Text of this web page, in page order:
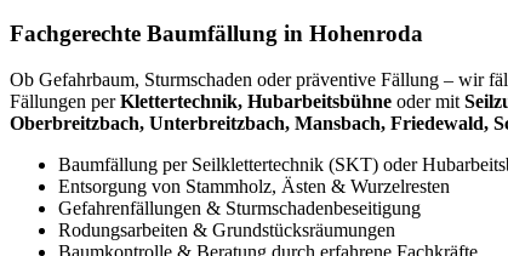
Fachgerechte Baumfällung in Hohenroda
Ob Gefahrbaum, Sturmschaden oder präventive Fällung – wir
Fällungen perKlettertechnik, Hubarbeitsbühne oder mit
Oberbreitzbach, Unterbreitzbach, Mansbach, Friedewald,
Baumfällung per Seilklettertechnik (SKT) oder
Entsorgung von Stammholz, Ästen & Wurzelresten
Gefahrenfällungen & Sturmschadenbeseitigung
Rodungsarbeiten & Grundstücksräumungen